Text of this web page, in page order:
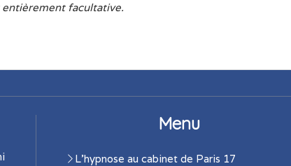
entièrement facultative.
Menu
L'hypnose au cabinet de Paris 17